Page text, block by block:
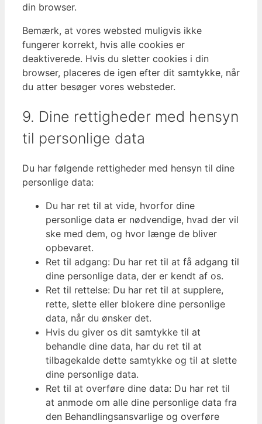
din browser.
Bemærk, at vores websted muligvis ikke
fungerer korrekt, hvis alle cookies er
deaktiverede. Hvis du sletter cookies i din
browser, placeres de igen efter dit samtykke, når
du atter besøger vores websteder.
9. Dine rettigheder med hensyn
til personlige data
Du har følgende rettigheder med hensyn til dine
personlige data:
Du har ret til at vide, hvorfor dine
personlige data er nødvendige, hvad der vil
ske med dem, og hvor længe de bliver
opbevaret.
Ret til adgang: Du har ret til at få adgang til
dine personlige data, der er kendt af os.
Ret til rettelse: Du har ret til at supplere,
rette, slette eller blokere dine personlige
data, når du ønsker det.
Hvis du giver os dit samtykke til at
behandle dine data, har du ret til at
tilbagekalde dette samtykke og til at slette
dine personlige data.
Ret til at overføre dine data: Du har ret til
at anmode om alle dine personlige data fra
den Behandlingsansvarlige og overføre